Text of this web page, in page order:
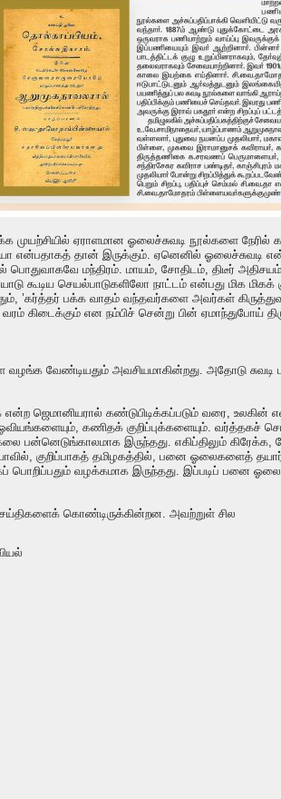
ஏராளமான ஓலைச்சுவடி நூல்களை நேரில்
என்பதாகத் தான் இருக்கும். ஏனெனில்
பொதுவாகவே மந்திரம். மாயம், சோதிடம், திடீர்
கூடிய செயல்பாடுகளிலோ நாட்டம் என்பது மிக
’கர்த்தர் பக்க வாதம் வந்தவர்களை அவர்கள்
கிடைக்கும் என நம்பிச் சென்று பின் ஏமாந்துபோய்
வேண்டியதும் அவசியமாகின்றது. அதோடு சுவடி
ஜெமானியரால் கண்டுபிடிக்கப்படும் வரை, உலகின்
கணிதக் குறிப்புக்களையும். வர்த்தகச்
பன்னெடுங்காலமாக இருந்தது. எகிப்திலும் கிரேக்க,
குறிப்பாகத் தமிழகத்தில், பனை ஓலைகளைத்
வழக்கமாக இருந்தது. இப்படிப் பனை
கொண்டிருக்கின்றன. அவற்றுள் சில